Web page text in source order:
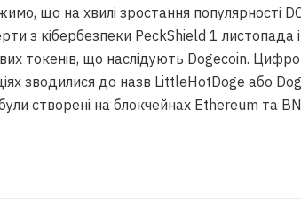
що на хвилі зростання популярності
з кібербезпеки PeckShield 1
токенів, що наслідують Dogecoin.
зводилися до назв LittleHotDoge або
створені на блокчейнах Ethereum та